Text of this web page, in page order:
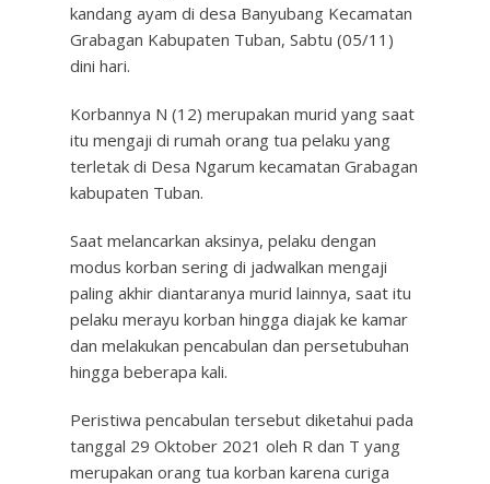
kandang ayam di desa Banyubang Kecamatan
Grabagan Kabupaten Tuban, Sabtu (05/11)
dini hari.
Korbannya N (12) merupakan murid yang saat
itu mengaji di rumah orang tua pelaku yang
terletak di Desa Ngarum kecamatan Grabagan
kabupaten Tuban.
Saat melancarkan aksinya, pelaku dengan
modus korban sering di jadwalkan mengaji
paling akhir diantaranya murid lainnya, saat itu
pelaku merayu korban hingga diajak ke kamar
dan melakukan pencabulan dan persetubuhan
hingga beberapa kali.
Peristiwa pencabulan tersebut diketahui pada
tanggal 29 Oktober 2021 oleh R dan T yang
merupakan orang tua korban karena curiga